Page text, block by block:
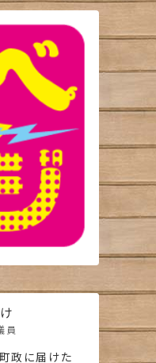
員
政に届けた